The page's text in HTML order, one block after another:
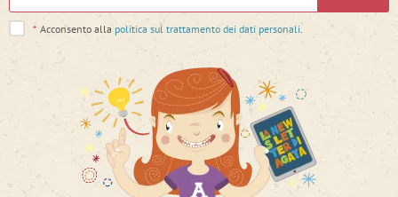
* Acconsento alla politica sul trattamento dei dati personali.